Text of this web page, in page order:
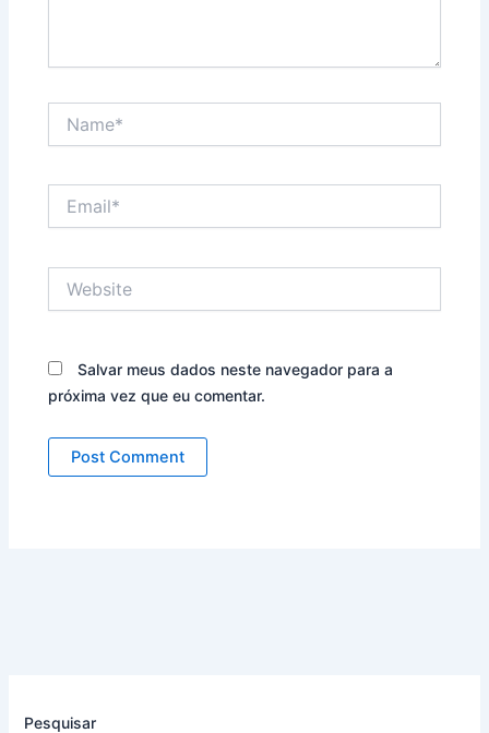
Salvar meus dados neste navegador para a
próxima vez que eu comentar.
Pesquisar